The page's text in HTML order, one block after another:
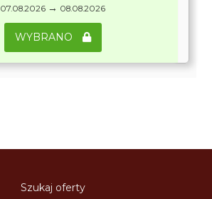
07.08.2026 → 08.08.2026
WYBRANO
Szukaj oferty